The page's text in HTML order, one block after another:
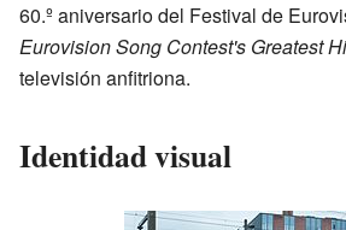
60.º aniversario del Festival de
Eurovision Song Contest's Greatest
televisión anfitriona.
Identidad visual